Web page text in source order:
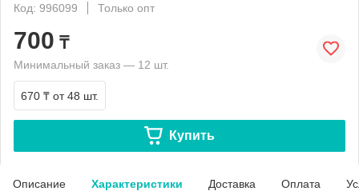
Код: 996099
Только опт
700 ₸
Минимальный заказ — 12 шт.
670 ₸ от 48 шт.
Купить
Описание Характеристики Доставка Оплата